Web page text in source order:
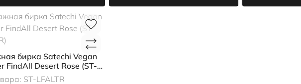
бирка Satechi Vegan
FindAll Desert Rose (ST-
ST-LFALTR